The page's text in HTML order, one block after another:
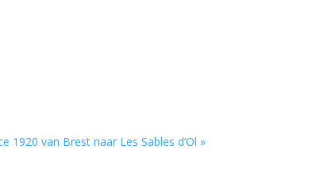
1920 van Brest naar Les Sables d’Ol »